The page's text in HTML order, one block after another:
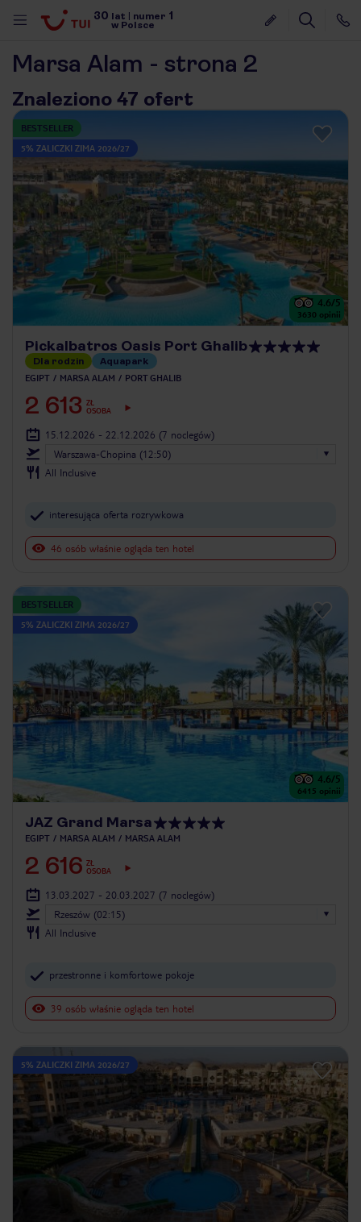
30 lat numer 1
w Polsce
Marsa Alam - strona 2
Znaleziono 47 ofert
BESTSELLER
5% ZALICZKI ZIMA 2026/27
4.6/5
3630 opinii
Pickalbatros Oasis Port Ghalib
Dla rodzin Aquapark
EGIPT MARSA ALAM PORT GHALIB
2 613 ZŁ
OSOBA
15.12.2026 - 22.12.2026 (7 noclegów)
Warszawa-Chopina (12:50)
All Inclusive
interesująca oferta rozrywkowa
46 osób właśnie ogląda ten hotel
BESTSELLER
5% ZALICZKI ZIMA 2026/27
4.6/5
6415 opinii
JAZ Grand Marsa
EGIPT MARSA ALAM MARSA ALAM
2 616 ZŁ
OSOBA
13.03.2027 - 20.03.2027 (7 noclegów)
Rzeszów (02:15)
All Inclusive
przestronne i komfortowe pokoje
39 osób właśnie ogląda ten hotel
5% ZALICZKI ZIMA 2026/27